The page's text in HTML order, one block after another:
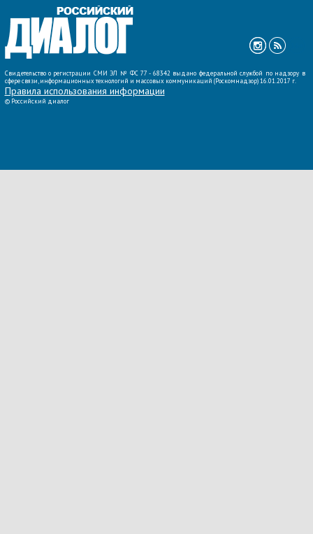
ВСЕ НОВОСТИ »
Свидетельство о регистрации СМИ ЭЛ № ФС 77 - 68342 выдано федеральной службой по надзору в
сфере связи, информационных технологий и массовых коммуникаций (Роскомнадзор) 16.01.2017 г.
Правила использования информации
© Российский диалог